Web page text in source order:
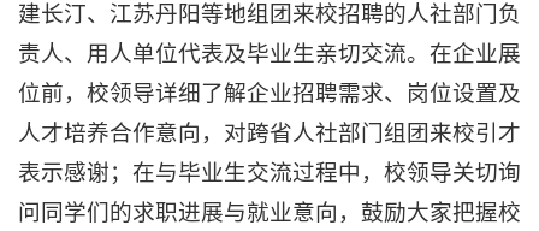
建长汀、江苏丹阳等地组团来校招聘的人社部门负
责人、用人单位代表及毕业生亲切交流。在企业展
位前，校领导详细了解企业招聘需求、岗位设置及
人才培养合作意向，对跨省人社部门组团来校引才
表示感谢；在与毕业生交流过程中，校领导关切询
问同学们的求职进展与就业意向，鼓励大家把握校